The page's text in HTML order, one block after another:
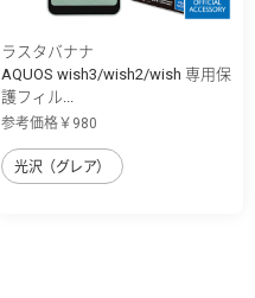
ラスタバナナ
AQUOS wish3/wish2/wish 専用保
護フィル...
参考価格￥980
光沢（グレア）